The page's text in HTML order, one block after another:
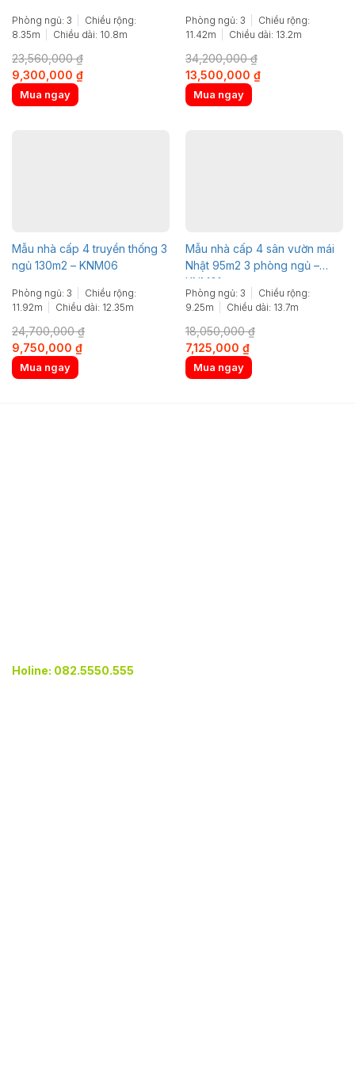
Phòng ngủ: 3
Chiều rộng:
8.35m
Chiều dài: 10.8m
23,560,000₫
Original
price
was:
9,300,000 ₫Current
Mua ngay
Phòng ngủ: 3
Chiều rộng:
11.42m
Chiều dài: 13.2m
34,200,000₫
Original
price
was:
13,500,000 ₫Current
Mua ngay
Mẫu nhà cấp 4 truyền thống 3
ngủ 130m2 – KNM06
Phòng ngủ: 3
Chiều rộng:
11.92m
Chiều dài: 12.35m
24,700,000₫
Original
price
was:
9,750,000 ₫Current
Mua ngay
Mẫu nhà cấp 4 sân vườn mái
Nhật 95m2 3 phòng ngủ –
KNM01
Phòng ngủ: 3
Chiều rộng:
9.25m
Chiều dài: 13.7m
18,050,000₫
Original
price
was:
7,125,000 ₫Current
price
is:
Mua ngay
Holine: 082.5550.555